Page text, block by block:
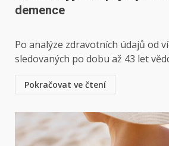
demence
Po analýze zdravotních údajů od
sledovaných po dobu až 43 let
Pokračovat ve čtení